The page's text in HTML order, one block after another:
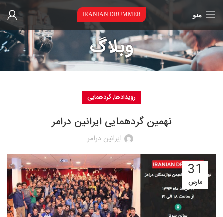
منو IRANIAN DRUMMER
وبلاگ
رویدادها, گردهمایی
نهمین گردهمایی ایرانین درامر
ایرانین درامر
31
مارس